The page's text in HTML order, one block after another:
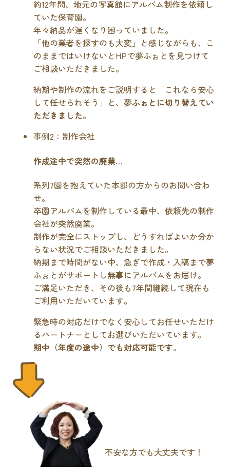
約12年間、地元の写真館にアルバム制作を依頼し
ていた保育園。
年々納品が遅くなり困っていました。
「他の業者を探すのも大変」と感じながらも、こ
のままではいけないとHPで夢ふぉとを見つけて
ご相談いただきました。
納期や制作の流れをご説明すると「これなら安心
して任せられそう」と、夢ふぉとに切り替えてい
ただきました。
事例2：制作会社
作成途中で突然の廃業…
系列7園を抱えていた本部の方からのお問い合わ
せ。
卒園アルバムを制作している最中、依頼先の制作
会社が突然廃業。
制作が完全にストップし、どうすればよいか分か
らない状況でご相談いただきました。
納期まで時間がない中、急ぎで作成・入稿まで夢
ふぉとがサポートし無事にアルバムをお届け。
ご満足いただき、その後も7年間継続して現在も
ご利用いただいています。
緊急時の対応だけでなく安心してお任せいただけ
るパートナーとしてお選びいただいています。
期中（年度の途中）でも対応可能です。
不安な方でも大丈夫です！